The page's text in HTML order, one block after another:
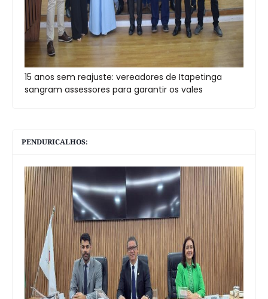
15 anos sem reajuste: vereadores de Itapetinga
sangram assessores para garantir os vales
PENDURICALHOS: